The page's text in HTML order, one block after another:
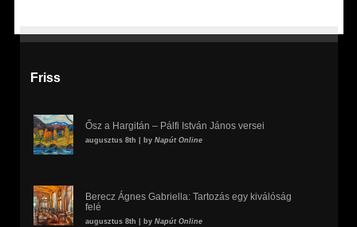
Friss
Ősz a Hargitán – Pálfi István János versei
augusztus 8th | by Napút Online
Berecz Ágnes Gabriella: Tartozás egy kiválóság
felé
augusztus 8th | by Napút Online